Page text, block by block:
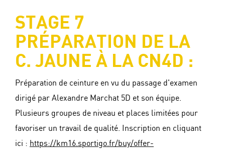
STAGE 7
PRÉPARATION DE LA
C. JAUNE À LA CN4D :
Préparation de ceinture en vu du passage d'examen
dirigé par Alexandre Marchat 5D et son équipe.
Plusieurs groupes de niveau et places limitées pour
favoriser un travail de qualité. Inscription en cliquant
ici : https://km16.sportigo.fr/buy/offer-